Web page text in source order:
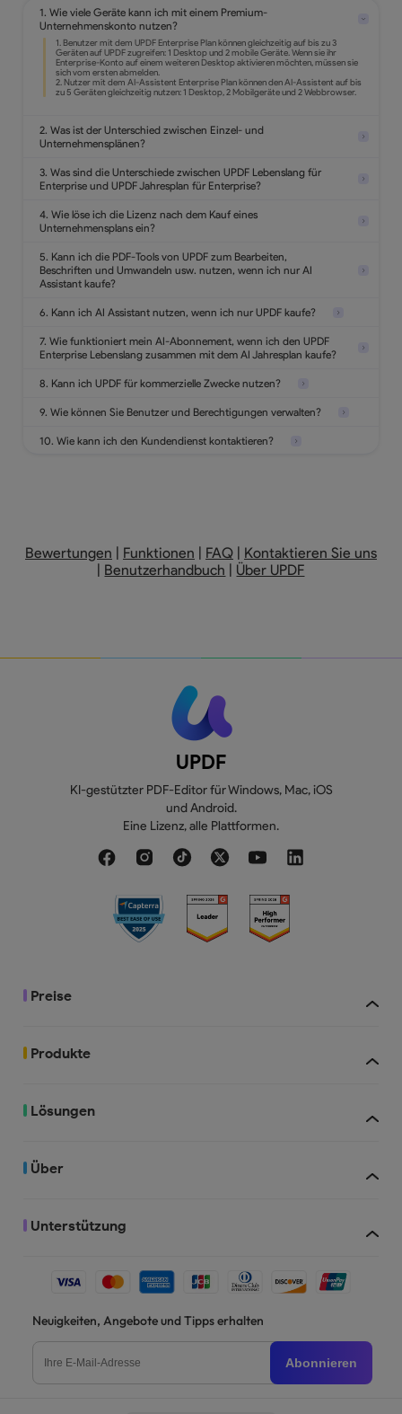
1. Wie viele Geräte kann ich mit einem Premium-
Unternehmenskonto nutzen?
2. Was ist der Unterschied zwischen Einzel- und
Unternehmensplänen?
3. Was sind die Unterschiede zwischen UPDF Lebenslang für
Enterprise und UPDF Jahresplan für Enterprise?
4. Wie löse ich die Lizenz nach dem Kauf eines
Unternehmensplans ein?
5. Kann ich die PDF-Tools von UPDF zum Bearbeiten,
Beschriften und Umwandeln usw. nutzen, wenn ich nur AI
Assistant kaufe?
6. Kann ich AI Assistant nutzen, wenn ich nur UPDF kaufe?
7. Wie funktioniert mein AI-Abonnement, wenn ich den UPDF
Enterprise Lebenslang zusammen mit dem AI Jahresplan kaufe?
8. Kann ich UPDF für kommerzielle Zwecke nutzen?
9. Wie können Sie Benutzer und Berechtigungen verwalten?
10. Wie kann ich den Kundendienst kontaktieren?
Bewertungen Funktionen FAQ| Kontaktieren Sie uns
Benutzerhandbuch Über UPDF
UPDF
KI-gestützter PDF-Editor für Windows, Mac, iOS
und Android.
Eine Lizenz, alle Plattformen.
Preise
Produkte
Lösungen
Über
Unterstützung
Neuigkeiten, Angebote und Tipps erhalten
Abonnieren